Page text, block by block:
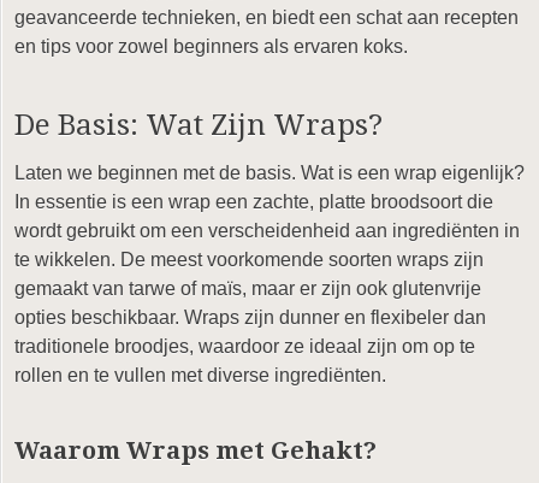
geavanceerde technieken, en biedt een schat aan recepten
en tips voor zowel beginners als ervaren koks.
De Basis: Wat Zijn Wraps?
Laten we beginnen met de basis. Wat is een wrap eigenlijk?
In essentie is een wrap een zachte, platte broodsoort die
wordt gebruikt om een verscheidenheid aan ingrediënten in
te wikkelen. De meest voorkomende soorten wraps zijn
gemaakt van tarwe of maïs, maar er zijn ook glutenvrije
opties beschikbaar. Wraps zijn dunner en flexibeler dan
traditionele broodjes, waardoor ze ideaal zijn om op te
rollen en te vullen met diverse ingrediënten.
Waarom Wraps met Gehakt?